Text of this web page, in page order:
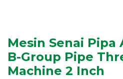
Mesin Senai Pipa
B-Group Pipe
Machine 2 Inch